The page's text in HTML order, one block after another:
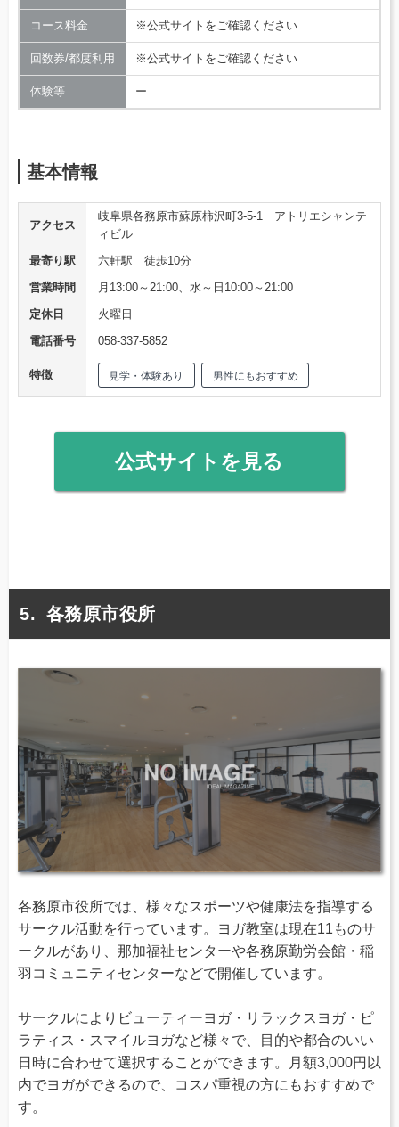
コース料金 ※公式サイトをご確認ください
回数券/都度利用 ※公式サイトをご確認ください
体験等 ー
基本情報
アクセス
岐阜県各務原市蘇原柿沢町3-5-1 アトリエシャンテ
ィビル
最寄り駅
六軒駅 徒歩10分
営業時間
月13:00～21:00、水～日10:00～21:00
定休日
火曜日
電話番号
058-337-5852
特徴 見学・体験あり 男性にもおすすめ
公式サイトを見る
各務原市役所
各務原市役所では、様々なスポーツや健康法を指導する
サークル活動を行っています。ヨガ教室は現在11ものサ
ークルがあり、那加福祉センターや各務原勤労会館・稲
羽コミュニティセンターなどで開催しています。
サークルによりビューティーヨガ・リラックスヨガ・ピ
ラティス・スマイルヨガなど様々で、目的や都合のいい
日時に合わせて選択することができます。月額3,000円以
内でヨガができるので、コスパ重視の方にもおすすめで
す。